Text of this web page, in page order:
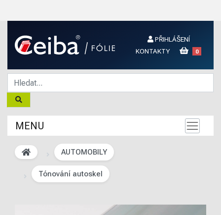
PŘIHLÁŠENÍ
KONTAKTY
0
MENU
AUTOMOBILY
Tónování autoskel